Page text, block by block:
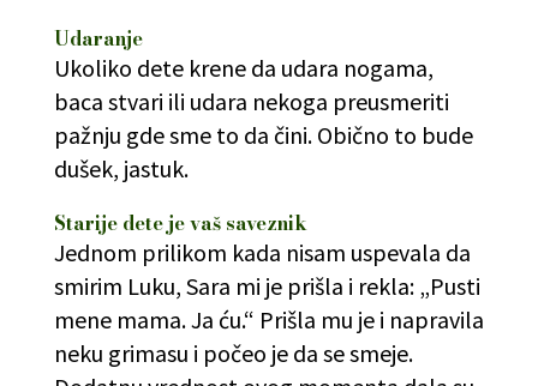
Udaranje
Ukoliko dete krene da udara nogama,
baca stvari ili udara nekoga preusmeriti
pažnju gde sme to da čini. Obično to bude
dušek, jastuk.
Starije dete je vaš saveznik
Jednom prilikom kada nisam uspevala da
smirim Luku, Sara mi je prišla i rekla: „Pusti
mene mama. Ja ću.“ Prišla mu je i napravila
neku grimasu i počeo je da se smeje.